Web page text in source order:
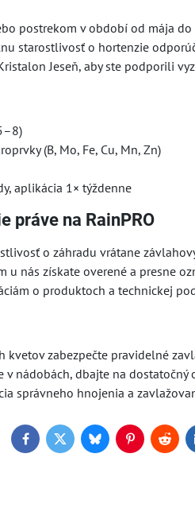
postrekom v období od mája
starostlivosť o hortenzie
Jeseň, aby ste podporili
(B, Mo, Fe, Cu, Mn, Zn)
aplikácia 1× týždenne
práve na RainPRO
o záhradu vrátane
u nás získate overené a presne
o produktoch a technickej
kvetov zabezpečte pravidelné
nádobách, dbajte na
správneho hnojenia a
FacebookTwitterBlueskyPinterest